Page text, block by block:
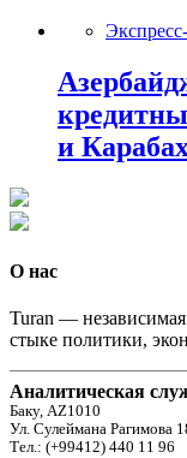
и
О нас
Turan —
стыке политики,
Аналитическая
Баку, AZ1010
Ул. Сулеймана Рагимова
Тел.: (+99412) 440 11 96